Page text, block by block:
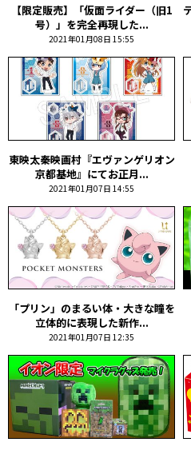
【限定販売】「仮面ライダー（旧1
号）」を完全再現した...
2021年01月08日 15:55
東映太秦映画村『エヴァンゲリオン
京都基地』にてお正月...
2021年01月07日 14:55
「プリン」のまるい体・大きな瞳を
立体的に表現した新作...
2021年01月07日 12:35